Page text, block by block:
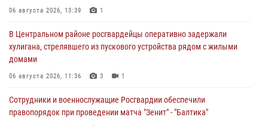
06 августа 2026, 13:39 1
В Центральном районе росгвардейцы оперативно задержали
хулигана, стрелявшего из пускового устройства рядом с жилыми
домами
06 августа 2026, 11:36 3 1
Сотрудники и военнослужащие Росгвардии обеспечили
правопорядок при проведении матча "Зенит" - "Балтика"